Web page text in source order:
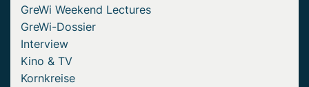
GreWi Weekend Lectures
GreWi-Dossier
Interview
Kino & TV
Kornkreise